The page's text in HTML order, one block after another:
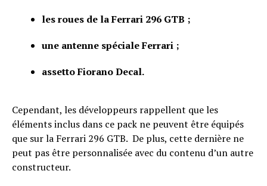
les roues de la Ferrari 296 GTB ;
une antenne spéciale Ferrari ;
assetto Fiorano Decal.
Cependant, les développeurs rappellent que les
éléments inclus dans ce pack ne peuvent être équipés
que sur la Ferrari 296 GTB. De plus, cette dernière ne
peut pas être personnalisée avec du contenu d’un autre
constructeur.